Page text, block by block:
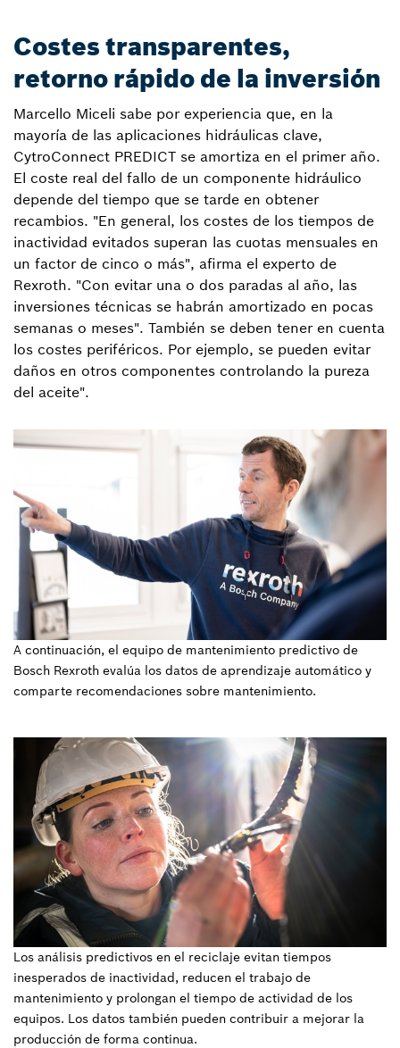
Costes transparentes,
retorno rápido de la inversión
Marcello Miceli sabe por experiencia que, en la
mayoría de las aplicaciones hidráulicas clave,
CytroConnect PREDICT se amortiza en el primer año.
El coste real del fallo de un componente hidráulico
depende del tiempo que se tarde en obtener
recambios. "En general, los costes de los tiempos de
inactividad evitados superan las cuotas mensuales en
un factor de cinco o más", afirma el experto de
Rexroth. "Con evitar una o dos paradas al año, las
inversiones técnicas se habrán amortizado en pocas
semanas o meses". También se deben tener en cuenta
los costes periféricos. Por ejemplo, se pueden evitar
daños en otros componentes controlando la pureza
del aceite".
A continuación, el equipo de mantenimiento predictivo de
Bosch Rexroth evalúa los datos de aprendizaje automático y
comparte recomendaciones sobre mantenimiento.
Los análisis predictivos en el reciclaje evitan tiempos
inesperados de inactividad, reducen el trabajo de
mantenimiento y prolongan el tiempo de actividad de los
equipos. Los datos también pueden contribuir a mejorar la
producción de forma continua.